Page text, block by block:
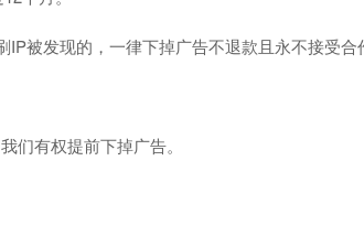
被发现的，一律下掉广告不退款且永不接受合
们有权提前下掉广告。